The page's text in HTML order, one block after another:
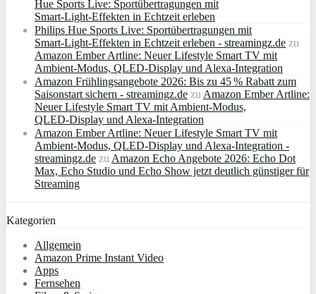
Hue Sports Live: Sportübertragungen mit
Smart‑Light‑Effekten in Echtzeit erleben
Philips Hue Sports Live: Sportübertragungen mit
Smart‑Light‑Effekten in Echtzeit erleben - streamingz.de zu
Amazon Ember Artline: Neuer Lifestyle Smart TV mit
Ambient‑Modus, QLED‑Display und Alexa‑Integration
Amazon Frühlingsangebote 2026: Bis zu 45 % Rabatt zum
Saisonstart sichern - streamingz.de zu Amazon Ember Artline:
Neuer Lifestyle Smart TV mit Ambient‑Modus,
QLED‑Display und Alexa‑Integration
Amazon Ember Artline: Neuer Lifestyle Smart TV mit
Ambient‑Modus, QLED‑Display und Alexa‑Integration -
streamingz.de zu Amazon Echo Angebote 2026: Echo Dot
Max, Echo Studio und Echo Show jetzt deutlich günstiger für
Streaming
Kategorien
Allgemein
Amazon Prime Instant Video
Apps
Fernsehen